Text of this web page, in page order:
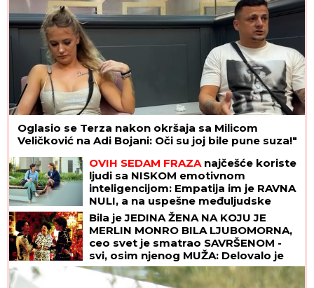
Oglasio se Terza nakon okršaja sa Milicom
Veličković na Adi Bojani: Oči su joj bile pune suza!"
OVIH SEDAM FRAZAnajčešće koriste
ljudi sa NISKOM emotivnom
inteligencijom: Empatija im je RAVNA
NULI, a na uspešne međuljudske
odnose mogu da zaborave
Bila je JEDINA ŽENA NA KOJU JE
MERLIN MONRO BILA LJUBOMORNA,
ceo svet je smatrao SAVRŠENOM -
svi, osim njenog MUŽA: Delovalo je
da ŽIVI BAJKU, a kod kuće joj je bilo
GORE NEGO U PAKLU